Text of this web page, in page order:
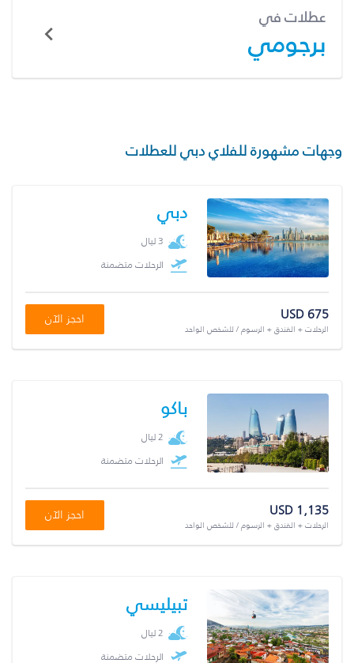
عطلات في
برجومي
وجهات مشهورة للفلاي دبي للعطلات
دبي
3 ليال
الرحلات متضمنة
USD 675
الرحلات + الفندق + الرسوم / للشخص الواحد
احجز الآن
باكو
2 ليال
الرحلات متضمنة
USD 1,135
الرحلات + الفندق + الرسوم / للشخص الواحد
احجز الآن
تبيليسي
2 ليال
الرحلات متضمنة